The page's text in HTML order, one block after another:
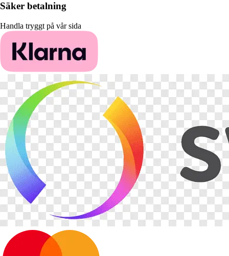
Säker betalning
Handla tryggt på vår sida